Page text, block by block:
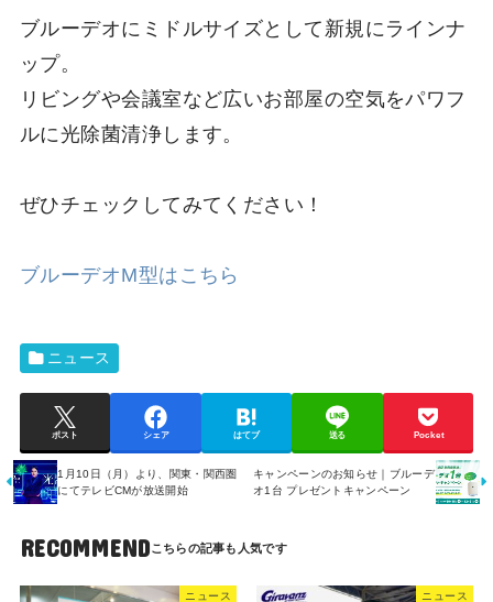
ブルーデオにミドルサイズとして新規にラインナ
ップ。
リビングや会議室など広いお部屋の空気をパワフ
ルに光除菌清浄します。
ぜひチェックしてみてください！
ブルーデオM型はこちら
ニュース
ポスト シェア はてブ 送る Pocket
1月10日（月）より、関東・関西圏
にてテレビCMが放送開始
キャンペーンのお知らせ｜ブルーデ
オ1台 プレゼントキャンペーン
RECOMMEND
ニュース ニュース